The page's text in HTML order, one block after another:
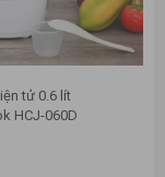
tử 0.6 lít
HCJ-060D